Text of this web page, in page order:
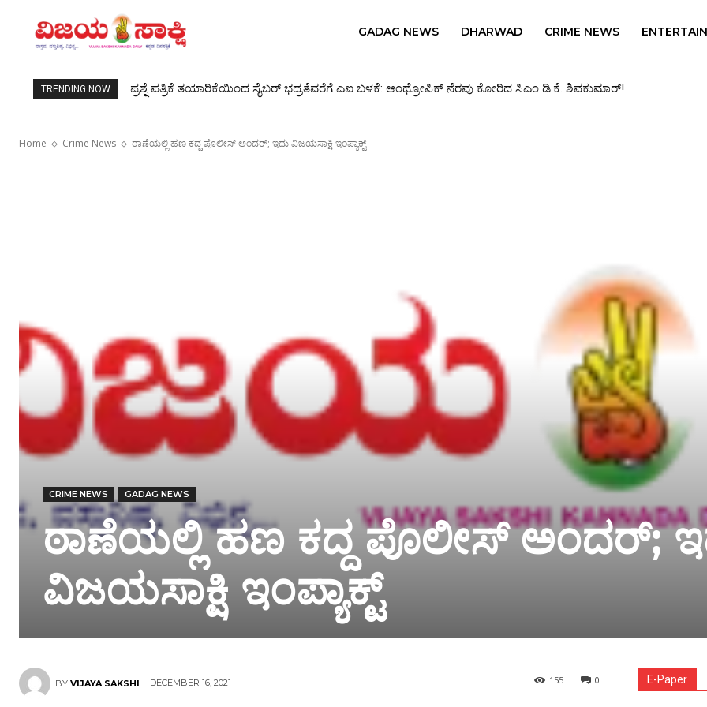
GADAG NEWS DHARWAD CRIME NEWS
TRENDING NOW ರೇಣುಕಾಸ್ವಾಮಿ ಕೇಸ್‌ಗೆ ಬಿಗ್ ಟ್ವಿಸ್ಟ್: ಪ್ರದೋಷ್ ಬಳಿಕ ರವಿಶಂಕರ್, ವಿನಯ್ ಕೂಡ ಮಾಫಿ ಸಾಕ್ಷಿಗೆ ಮನವಿ
Home Crime News ಠಾಣೆಯಲ್ಲಿ ಹಣ ಕದ್ದ ಪೊಲೀಸ್ ಅಂದರ್; ಇದು ವಿಜಯಸಾಕ್ಷಿ ಇಂಪ್ಯಾಕ್ಟ್
CRIME NEWS GADAG NEWS
ಠಾಣೆಯಲ್ಲಿ ಹಣ ಕದ್ದ ಪೊಲೀಸ್ ಅಂದರ್;
ವಿಜಯಸಾಕ್ಷಿ ಇಂಪ್ಯಾಕ್ಟ್
BY VIJAYA SAKSHI DECEMBER 16, 2021 0
155 E-Paper